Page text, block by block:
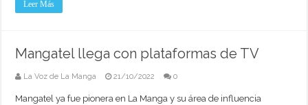
Leer Más
Mangatel llega con plataformas de TV
La Voz de La Manga 21/10/2022 0
Mangatel ya fue pionera en La Manga y su área de influencia